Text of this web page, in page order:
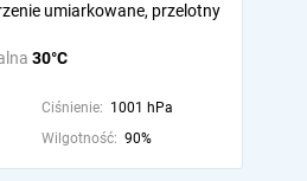
30°C
umiarkowane, przelotny
Ciśnienie: 1001 hPa
Wilgotność: 90%